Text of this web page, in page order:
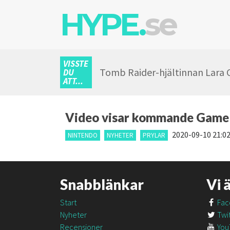
HYPE.se
VISSTE
DU
ATT...
Tomb Raider-hjältinnan Lara
Video visar kommande
NINTENDO NYHETER PRYLAR 2020-09-10 21:02
Snabblänkar
Start
Nyheter
Recensioner
Vi